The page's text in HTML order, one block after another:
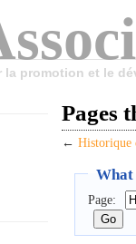
la promotion et le
Pages
← Historique
What
Page: